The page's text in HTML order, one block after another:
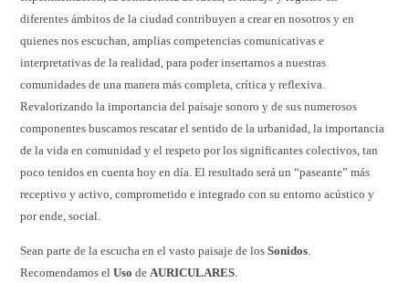
diferentes ámbitos de la ciudad contribuyen a crear en nosotros y en
quienes nos escuchan, amplias competencias comunicativas e
interpretativas de la realidad, para poder insertarnos a nuestras
comunidades de una manera más completa, crítica y reflexiva.
Revalorizando la importancia del paisaje sonoro y de sus numerosos
componentes buscamos rescatar el sentido de la urbanidad, la importancia
de la vida en comunidad y el respeto por los significantes colectivos, tan
poco tenidos en cuenta hoy en día. El resultado será un “paseante” más
receptivo y activo, comprometido e integrado con su entorno acústico y
por ende, social.
Sean parte de la escucha en el vasto paisaje de losSonidos.
Recomendamos elUso deAURICULARES.